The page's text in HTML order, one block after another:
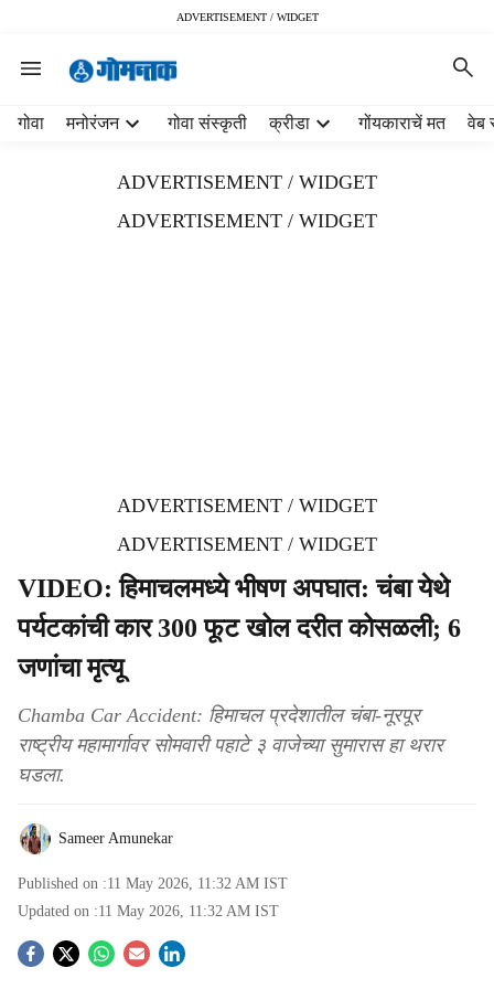
ADVERTISEMENT / WIDGET
गोवा मनोरंजन गोवा संस्कृती क्रीडा गोंयकाराचें मत वेब
ADVERTISEMENT / WIDGET
ADVERTISEMENT / WIDGET
ADVERTISEMENT / WIDGET
ADVERTISEMENT / WIDGET
VIDEO: हिमाचलमध्ये भीषण अपघात: चंबा येथे
पर्यटकांची कार 300 फूट खोल दरीत कोसळली; 6
जणांचा मृत्यू
Chamba Car Accident: हिमाचल प्रदेशातील चंबा-नूरपूर
राष्ट्रीय महामार्गावर सोमवारी पहाटे ३ वाजेच्या सुमारास हा थरार
घडला.
Sameer Amunekar
Published on :11 May 2026, 11:32 AM IST
Updated on :11 May 2026, 11:32 AM IST
S